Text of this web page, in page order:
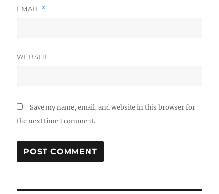
EMAIL *
WEBSITE
Save my name, email, and website in this browser for
the next time I comment.